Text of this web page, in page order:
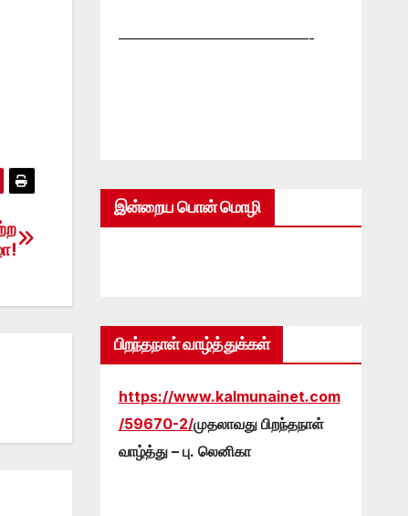
—————————————-
இன்றைய பொன் மொழி
பிறந்தநாள் வாழ்த்துக்கள்
https://www.kalmunainet.com
/59670-2/முதலாவது பிறந்தநாள்
வாழ்த்து – பு. லெனிகா